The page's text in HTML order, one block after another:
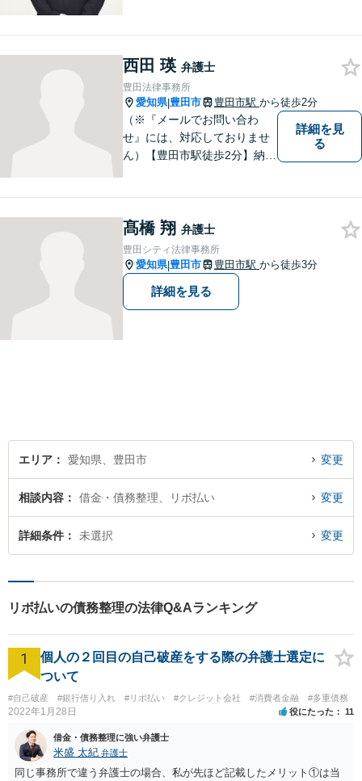
西田 瑛 弁護士
豊田法律事務所
愛知県|豊田市 豊田市駅 から徒歩2分
（※『メールでお問い合わ
せ』には、対応しておりませ
ん）【豊田市駅徒歩2分】納得
ます。【分割払い対応・法テ
ラス利用可能】費用面のご不
安はご相談ください。
詳細を見
る
髙橋 翔 弁護士
豊田シティ法律事務所
愛知県|豊田市 豊田市駅 から徒歩3分
詳細を見る
エリア 愛知県、豊田市 変更
相談内容 借金・債務整理、リボ払い 変更
詳細条件 未選択 変更
リボ払いの債務整理の法律Q&Aランキング
1
個人の２回目の自己破産をする際の弁護士選定に
ついて
#自己破産 #銀行借り入れ #リボ払い #クレジット会社 #消費者金融 #多重債務
2022年1月28日 役にたった 11
借金・債務整理に強い弁護士
米盛 太紀 弁護士
同じ事務所で違う弁護士の場合、私が先ほど記載したメリット①は当